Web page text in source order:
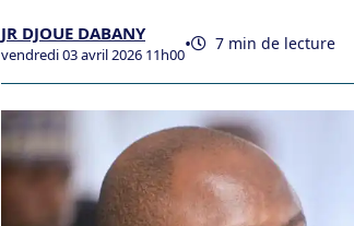
JR DJOUE DABANY
vendredi 03 avril 2026 11h00• 7 min de lecture